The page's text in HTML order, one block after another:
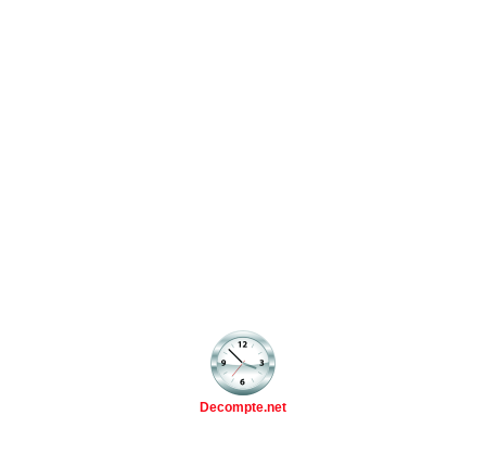
Decompte.net